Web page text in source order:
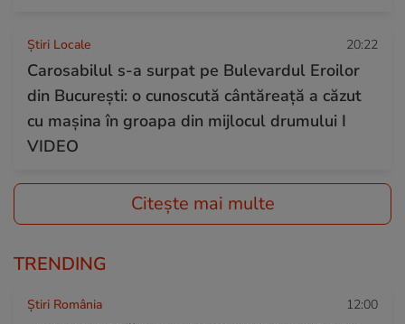
Știri Locale 20:22
Carosabilul s-a surpat pe Bulevardul Eroilor
din București: o cunoscută cântăreață a căzut
cu mașina în groapa din mijlocul drumului I
VIDEO
Citește mai multe
TRENDING
Știri România 12:00